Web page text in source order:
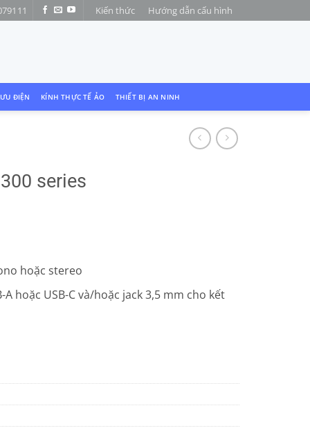
Kiến thức Hướng dẫn cấu hình
ĐIỆN KÍNH THỰC TẾ ẢO THIẾT BỊ AN NINH
series
hoặc stereo
hoặc USB-C và/hoặc jack 3,5 mm cho kết